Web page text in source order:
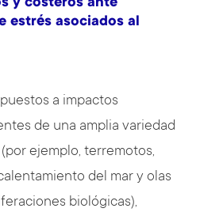
y costeros ante
estrés asociados al
a impactos
de una amplia variedad
ejemplo, terremotos,
del mar y olas
biológicas),